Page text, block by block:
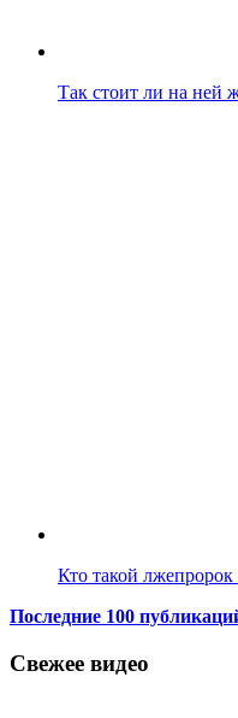
Так стоит ли на ней
Кто такой лжепророк
Последние 100
Свежее видео